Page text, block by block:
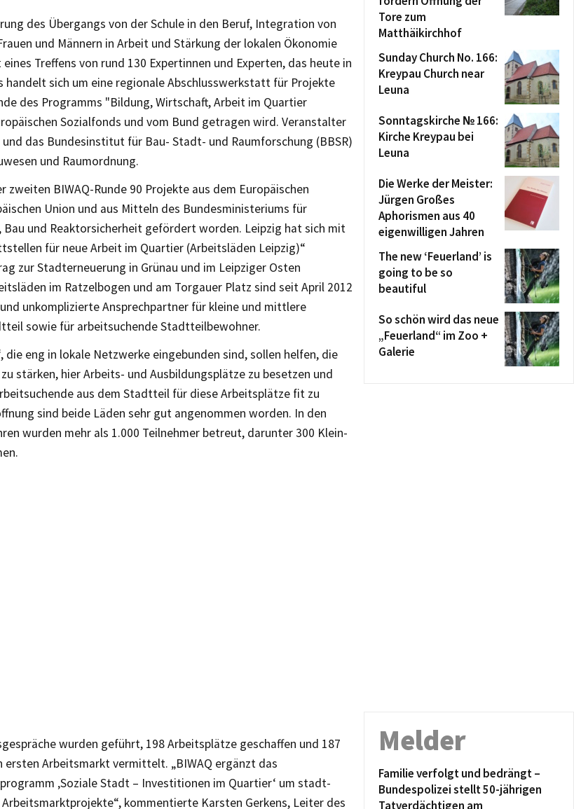
des Übergangs von der Schule in den Beruf, Integration von
und Männern in Arbeit und Stärkung der lokalen Ökonomie
Treffens von rund 130 Expertinnen und Experten, das heute in
sich um eine regionale Abschlusswerkstatt für Projekte
des Programms "Bildung, Wirtschaft, Arbeit im Quartier
Sozialfonds und vom Bund getragen wird. Veranstalter
das Bundesinstitut für Bau- Stadt- und Raumforschung (BBSR)
und Raumordnung.
zweiten BIWAQ-Runde 90 Projekte aus dem Europäischen
Union und aus Mitteln des Bundesministeriums für
und Reaktorsicherheit gefördert worden. Leipzig hat sich mit
für neue Arbeit im Quartier (Arbeitsläden Leipzig)“
zur Stadterneuerung in Grünau und im Leipziger Osten
im Ratzelbogen und am Torgauer Platz sind seit April 2012
unkomplizierte Ansprechpartner für kleine und mittlere
sowie für arbeitsuchende Stadtteilbewohner.
die eng in lokale Netzwerke eingebunden sind, sollen helfen, die
stärken, hier Arbeits- und Ausbildungsplätze zu besetzen und
aus dem Stadtteil für diese Arbeitsplätze fit zu
sind beide Läden sehr gut angenommen worden. In den
wurden mehr als 1.000 Teilnehmer betreut, darunter 300 Klein-
wurden geführt, 198 Arbeitsplätze geschaffen und 187
ersten Arbeitsmarkt vermittelt. „BIWAQ ergänzt das
‚Soziale Stadt – Investitionen im Quartier‘ um stadt-
kommentierte Karsten Gerkens, Leiter des
Tore zum
Matthäikirchhof
Sunday Church No. 166:
Kreypau Church near
Leuna
Sonntagskirche № 166:
Kirche Kreypau bei
Leuna
Die Werke der Meister:
Jürgen Großes
Aphorismen aus 40
eigenwilligen Jahren
The new ‘Feuerland’ is
going to be so
beautiful
So schön wird das neue
„Feuerland“ im Zoo +
Galerie
Melder
Familie verfolgt und bedrängt –
Bundespolizei stellt 50-jährigen
Tatverdächtigen am